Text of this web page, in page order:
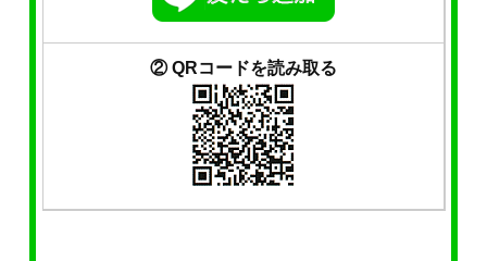
② QRコードを読み取る